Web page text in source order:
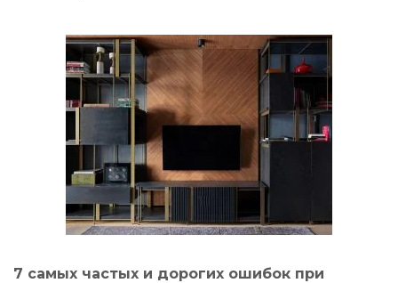
7 самых частых и дорогих ошибок при